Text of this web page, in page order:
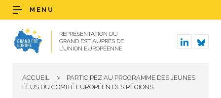
REPRÉSENTATION DU
GRAND EST AUPRÈS DE
L’UNION EUROPÉENNE
MENU
ACCUEIL >
PARTICIPEZ AU PROGRAMME DES JEUNES
ÉLUS DU COMITÉ EUROPÉEN DES RÉGIONS